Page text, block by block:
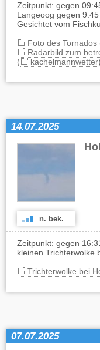
Zeitpunkt: gegen
Langeoog gegen
Gesichtet vom
Foto des Tornados
Radarbild zum
(
kachelmannwetter)
14.07.2025
n. bek.
Zeitpunkt: gegen
kleinen Trichterwolke
Trichterwolke bei
07.07.2025